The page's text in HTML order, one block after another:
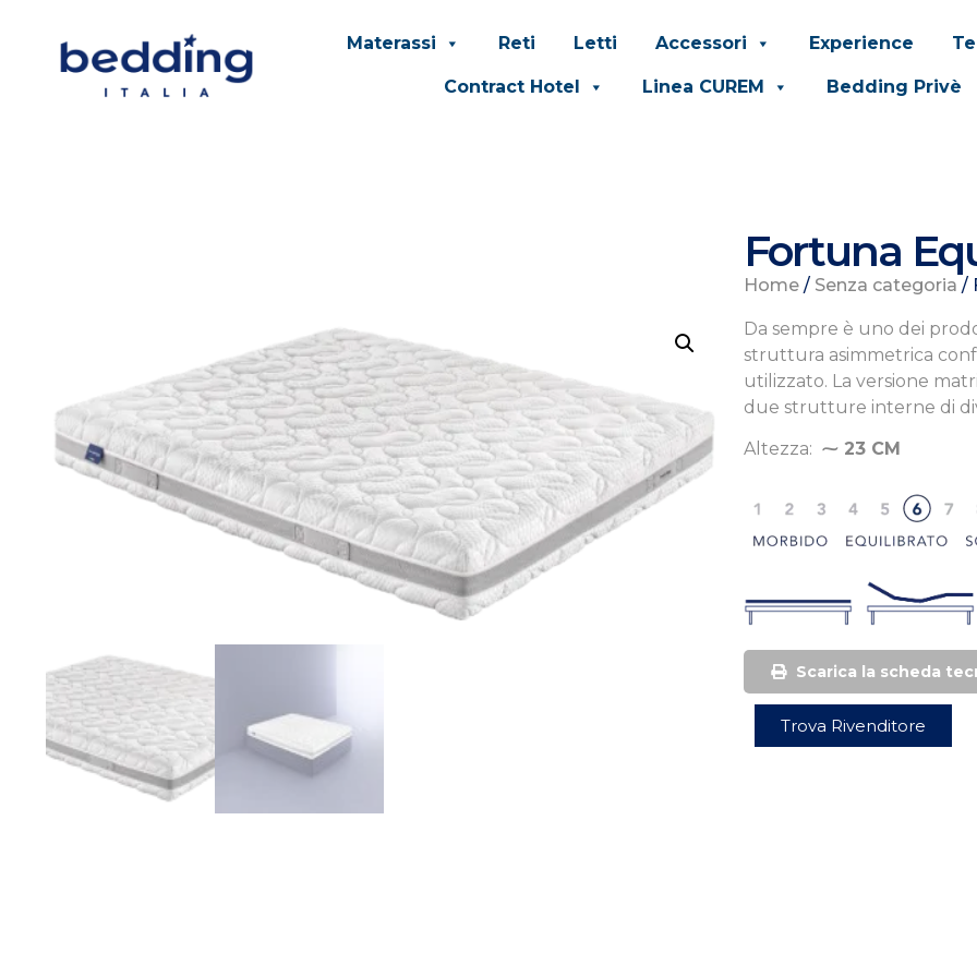
Materassi Reti Letti Accessori Experience
Contract Hotel Linea CUREM Bedding Privè
Fortuna
Home / Senza categoria /
Da sempre è uno dei
struttura asimmetrica
utilizzato. La versione
due strutture interne di
Altezza: ⁓ 23 CM
Scarica la scheda
Trova Rivenditore